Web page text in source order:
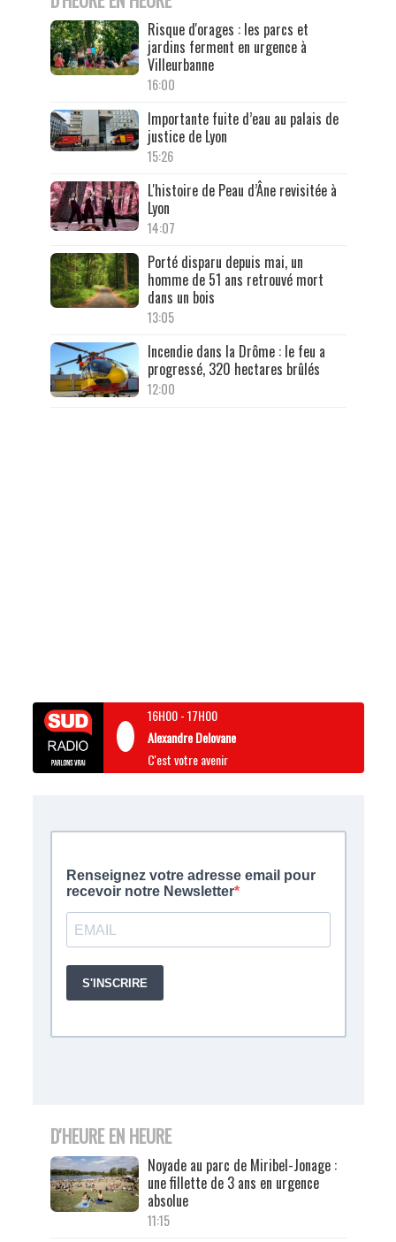
Risque d'orages : les parcs et
jardins ferment en urgence à
Villeurbanne
16:00
Importante fuite d’eau au palais de
justice de Lyon
15:26
L'histoire de Peau d’Âne revisitée à
Lyon
14:07
Porté disparu depuis mai, un
homme de 51 ans retrouvé mort
dans un bois
13:05
Incendie dans la Drôme : le feu a
progressé, 320 hectares brûlés
12:00
16H00-17H00
Alexandre Delovane
C'est votre avenir
D'HEURE EN HEURE
Noyade au parc de Miribel-Jonage :
une fillette de 3 ans en urgence
absolue
11:15